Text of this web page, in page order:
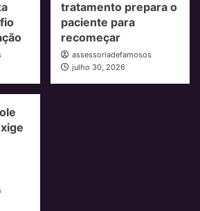
tratamento prepara o
paciente para
recomeçar
assessoriadefamosos
julho 30, 2026